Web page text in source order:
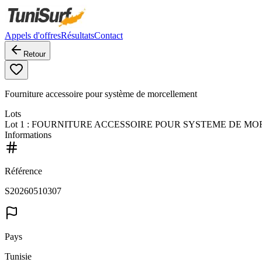
Appels d'offresRésultatsContact
Retour
Fourniture accessoire pour système de morcellement
Lots
Lot 1 : FOURNITURE ACCESSOIRE POUR SYSTEME DE
Informations
Référence
S20260510307
Pays
Tunisie